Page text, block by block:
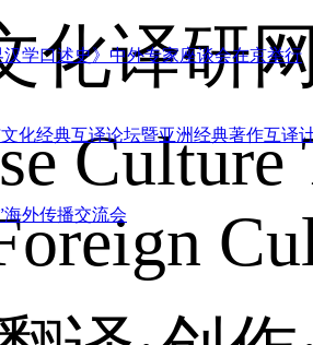
学口述史》中外专家座谈会在京举行
化经典互译论坛暨亚洲经典著作互译
外传播交流会
化译研